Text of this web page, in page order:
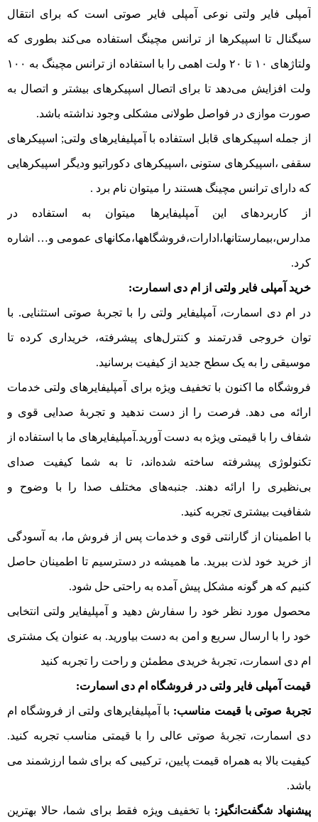
آمپلی فایر ولتی نوعی آمپلی فایر صوتی است که برای انتقال
سیگنال تا اسپیکرها از ترانس مچینگ استفاده می‌کند بطوری که
ولتاژهای ۱۰ تا ۲۰ ولت اهمی را با استفاده از ترانس مچینگ به ۱۰۰
ولت افزایش می‌دهد تا برای اتصال اسپیکرهای بیشتر و اتصال به
صورت موازی در فواصل طولانی مشکلی وجود نداشته باشد.
از جمله اسپیکرهای قابل استفاده با آمپلیفایرهای ولتی; اسپیکرهای
سقفی ،اسپیکرهای ستونی ،اسپیکرهای دکوراتیو ودیگر اسپیکرهایی
که دارای ترانس مچینگ هستند را میتوان نام برد .
از کاربردهای این آمپلیفایرها میتوان به استفاده در
مدارس،بیمارستانها،ادارات،فروشگاهها،مکانهای عمومی و… اشاره
کرد.
خرید آمپلی فایر ولتی از ام دی اسمارت:
در ام دی اسمارت، آمپلیفایر ولتی را با تجربهٔ صوتی استثنایی. با
توان خروجی قدرتمند و کنترل‌های پیشرفته، خریداری کرده تا
موسیقی را به یک سطح جدید از کیفیت برسانید.
فروشگاه ما اکنون با تخفیف ویژه برای آمپلیفایرهای ولتی خدمات
ارائه می‌ دهد. فرصت را از دست ندهید و تجربهٔ صدایی قوی و
شفاف را با قیمتی ویژه به دست آورید.آمپلیفایرهای ما با استفاده از
تکنولوژی پیشرفته ساخته شده‌اند، تا به شما کیفیت صدای
بی‌نظیری را ارائه دهند. جنبه‌های مختلف صدا را با وضوح و
شفافیت بیشتری تجربه کنید.
با اطمینان از گارانتی قوی و خدمات پس از فروش ما، به آسودگی
از خرید خود لذت ببرید. ما همیشه در دسترسیم تا اطمینان حاصل
کنیم که هر گونه مشکل پیش آمده به راحتی حل شود.
محصول مورد نظر خود را سفارش دهید و آمپلیفایر ولتی انتخابی
خود را با ارسال سریع و امن به دست بیاورید. به عنوان یک مشتری
ام دی اسمارت، تجربهٔ خریدی مطمئن و راحت را تجربه کنید
قیمت آمپلی فایر ولتی در فروشگاه ام دی اسمارت:
تجربهٔ صوتی با قیمت مناسب:با آمپلیفایرهای ولتی از فروشگاه ام
دی اسمارت، تجربهٔ صوتی عالی را با قیمتی مناسب تجربه کنید.
کیفیت بالا به همراه قیمت پایین، ترکیبی که برای شما ارزشمند می‌
باشد.
پیشنهاد شگفت‌انگیز: با تخفیف ویژه فقط برای شما، حالا بهترین